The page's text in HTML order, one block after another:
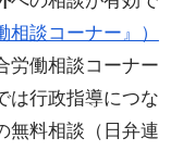
相談コーナー』）
労働相談コーナー
は行政指導につな
無料相談（日弁連